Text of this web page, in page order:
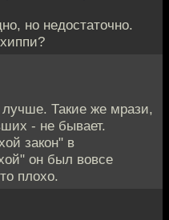
но недостаточно.
лучше. Такие же мрази,
- не бывает.
закон" в
он был вовсе
плохо.